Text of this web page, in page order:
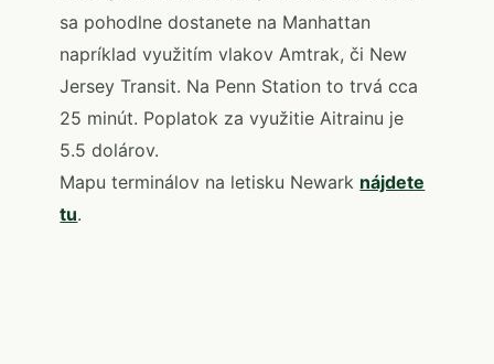
sa pohodlne dostanete na Manhattan
napríklad využitím vlakov Amtrak, či New
Jersey Transit. Na Penn Station to trvá cca
25 minút. Poplatok za využitie Aitrainu je
5.5 dolárov.
Mapu terminálov na letisku Newark nájdete
tu.